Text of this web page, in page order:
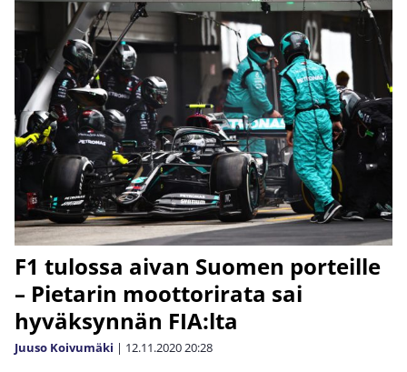
F1 tulossa aivan Suomen porteille
– Pietarin moottorirata sai
hyväksynnän FIA:lta
Juuso Koivumäki | 12.11.202020:28